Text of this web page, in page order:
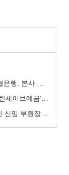
금융권 하투(夏鬪)]
예금금리-8월 1주]
털·기획 '올라운더'